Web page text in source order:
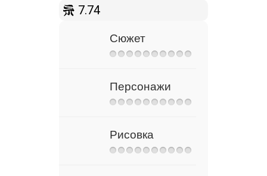
7.74
Сюжет
Персонажи
Рисовка